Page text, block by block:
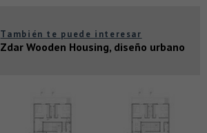
También te puede interesar
Zdar Wooden Housing, diseño urbano